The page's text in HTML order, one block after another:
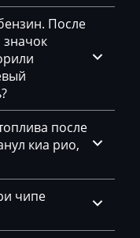
После
значок
после
киа рио,
чипе